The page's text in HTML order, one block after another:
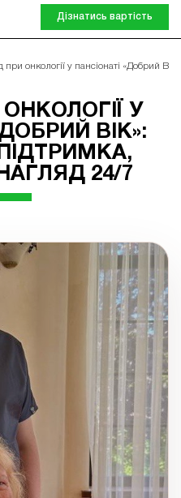
Дізнатись вартість
при онкології у пансіонаті «Добрий
У
ВІК»:
24/7